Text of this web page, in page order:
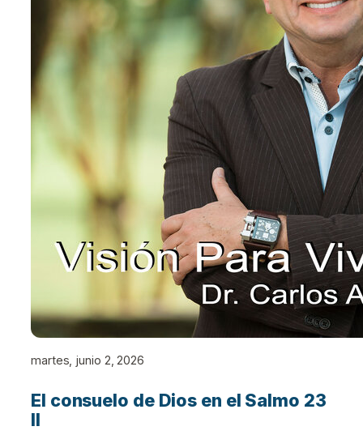
martes, junio 2, 2026
El consuelo de Dios en el Salmo 23
II